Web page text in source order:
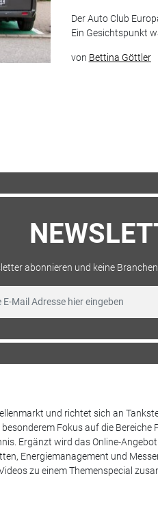
Der Auto Club
Ein Gesichtspunkt
von Bettina Göttler
abonnieren und keine
und richtet sich an
Fokus auf die
Ergänzt wird das Online-
Energiemanagement und
zu einem Themenspecial